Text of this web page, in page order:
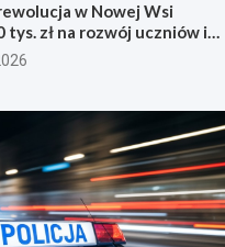
w Nowej Wsi
tys. zł na rozwój uczniów i